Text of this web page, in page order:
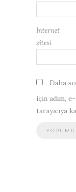
İnternet
sitesi
Daha
için adım,
tarayıcıya